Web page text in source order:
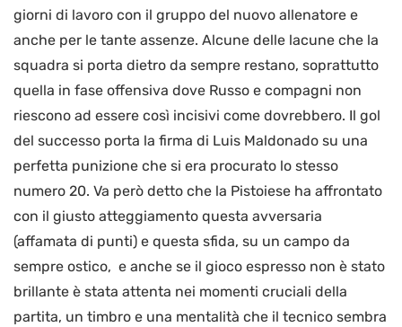
giorni di lavoro con il gruppo del nuovo allenatore e
anche per le tante assenze. Alcune delle lacune che la
squadra si porta dietro da sempre restano, soprattutto
quella in fase offensiva dove Russo e compagni non
riescono ad essere così incisivi come dovrebbero. Il gol
del successo porta la firma di Luis Maldonado su una
perfetta punizione che si era procurato lo stesso
numero 20. Va però detto che la Pistoiese ha affrontato
con il giusto atteggiamento questa avversaria
(affamata di punti) e questa sfida, su un campo da
sempre ostico, e anche se il gioco espresso non è stato
brillante è stata attenta nei momenti cruciali della
partita, un timbro e una mentalità che il tecnico sembra